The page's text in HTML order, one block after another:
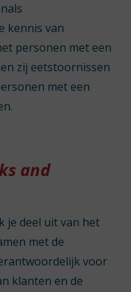
kennis van
personen met een
zij eetstoornissen
met een
and
je deel uit van het
met de
voor
klanten en de